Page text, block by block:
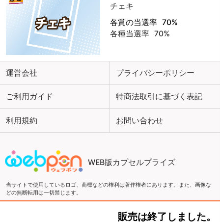
チェキ
各賞の当選率 70%
各種当選率 70%
販売は終了しました。
運営会社 プライバシーポリシー
ご利用ガイド 特商法取引に基づく表記
利用規約 お問い合わせ
WEB版カプセルプライズ
当サイトで使用しているロゴ、商標などの権利は著作権者にあります。また、画像な
どの無断転用は一切禁じます。
Copyright ©2016 ウェブポン and ZEN Co., LTD. All Rights Reserved.